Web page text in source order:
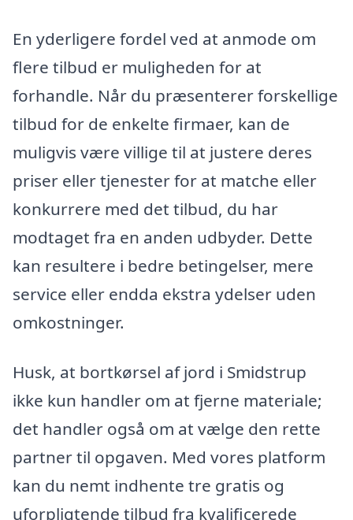
En yderligere fordel ved at anmode om
flere tilbud er muligheden for at
forhandle. Når du præsenterer forskellige
tilbud for de enkelte firmaer, kan de
muligvis være villige til at justere deres
priser eller tjenester for at matche eller
konkurrere med det tilbud, du har
modtaget fra en anden udbyder. Dette
kan resultere i bedre betingelser, mere
service eller endda ekstra ydelser uden
omkostninger.
Husk, at bortkørsel af jord i Smidstrup
ikke kun handler om at fjerne materiale;
det handler også om at vælge den rette
partner til opgaven. Med vores platform
kan du nemt indhente tre gratis og
uforpligtende tilbud fra kvalificerede